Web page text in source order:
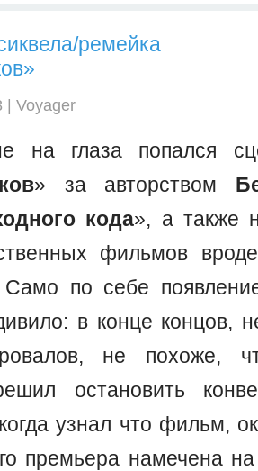
ремейка
| Voyager
на глаза попался
» за авторством
кода», а также
фильмов
по себе
в конце концов,
не похоже,
остановить
узнал что фильм,
премьера намечена на